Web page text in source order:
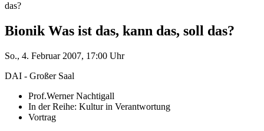
das?
Bionik Was ist das, kann das, soll das?
So., 4. Februar 2007, 17:00 Uhr
DAI - Großer Saal
Prof.Werner Nachtigall
In der Reihe: Kultur in Verantwortung
Vortrag